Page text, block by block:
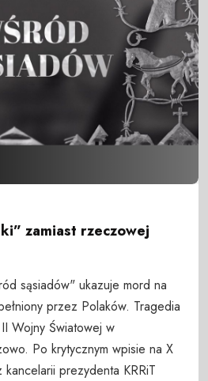
zamiast rzeczowej
sąsiadów" ukazuje mord na
przez Polaków. Tragedia
Wojny Światowej w
Po krytycznym wpisie na X
prezydenta KRRiT